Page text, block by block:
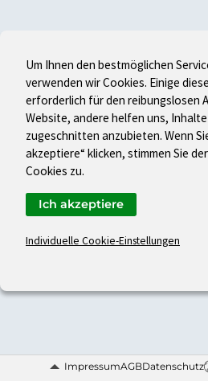
ImpressumAGBDatenschutz
Um Ihnen den bestmöglichen
verwenden wir Cookies. Einige
erforderlich für den reibungslosen
Website, andere helfen uns,
zugeschnitten anzubieten. Wenn
akzeptiere“ klicken, stimmen Sie
Cookies zu.
Individuelle Cookie-Einstellungen
Ich akzeptiere